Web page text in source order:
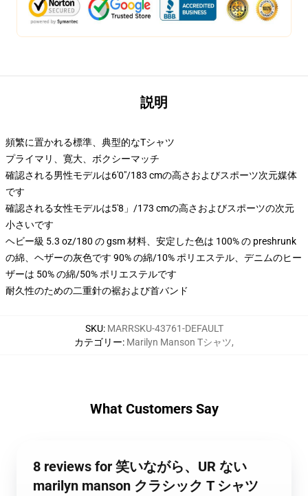
説明
頻繁に置かれる標準、典型的なTシャツ
プライマリ、寛大、ボクシーマッチ
確認される男性モデルは6'0"/183 cmの高さおよびスポーツ次元媒体
です
確認される女性モデルは5'8」/173 cmの高さおよびスポーツの次元
小さいです
ヘビー級 5.3 oz/180 の gsm 材料、安定した色は 100% の preshrunk
の綿、ヘザーの灰色です 90% の綿/10% ポリエステル、デニムのヒー
ザーは 50% の綿/50% ポリエステルです
耐久性のための二重針の裾および首バンド
SKU: MARRSKU-43761-DEFAULT
カテゴリー: Marilyn Manson Tシャツ,
What Customers Say
8 reviews for 笑いながら、UR ない
marilyn manson クラシック T シャツ